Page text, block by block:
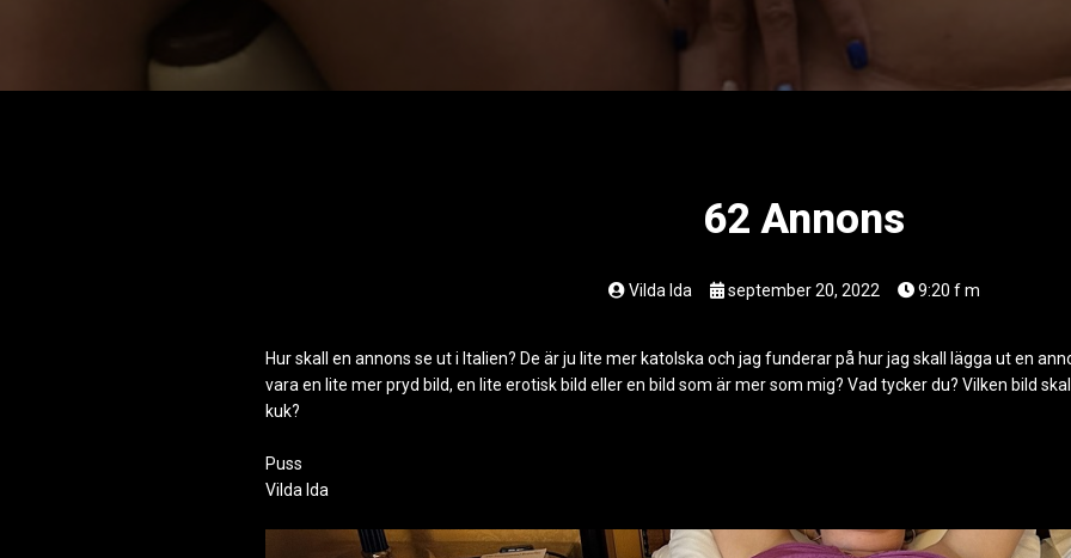
62 Annons
Vilda Ida september 20, 2022 9:20 f m
Hur skall en annons se ut i Italien? De är ju lite mer katolska och jag funderar på hur jag skall lägga ut en
vara en lite mer pryd bild, en lite erotisk bild eller en bild som är mer som mig? Vad tycker du? Vilken bild
kuk?
Puss
Vilda Ida